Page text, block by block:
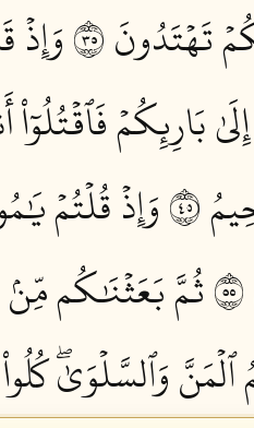
تَهۡتَدُونَ ٥٣
وَإِذۡ
بَارِئِكُمۡ
٥٤
وَإِذۡ قُلۡتُمۡ
ثُمَّ بَعَثۡنَٰكُم مِّنۢ
ٱلۡمَنَّ وَٱلسَّلۡوَىٰۖ